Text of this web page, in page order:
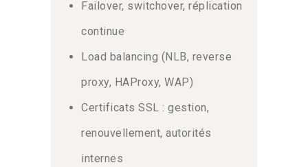
Failover, switchover, réplication
continue
Load balancing (NLB, reverse
proxy, HAProxy, WAP)
Certificats SSL : gestion,
renouvellement, autorités
internes